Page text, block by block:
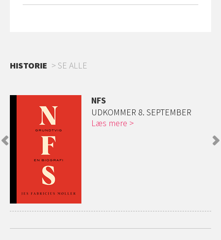
HISTORIE SE ALLE
NFS
UDKOMMER 8. SEPTEMBER
Læs mere